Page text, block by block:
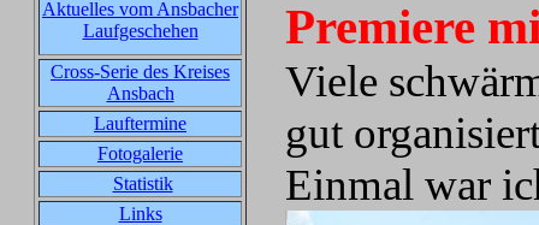
Aktuelles vom Ansbacher
Laufgeschehen
Cross-Serie des Kreises
Ansbach
Lauftermine
Fotogalerie
Statistik
Links
Premiere
Viele
gut
Einmal war